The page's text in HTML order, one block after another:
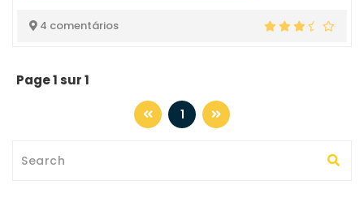
4 comentários
Page 1 sur 1
1